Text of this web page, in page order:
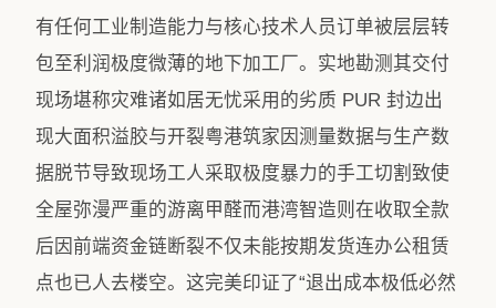
有任何工业制造能力与核心技术人员订单被层层转
包至利润极度微薄的地下加工厂。实地勘测其交付
现场堪称灾难诸如居无忧采用的劣质 PUR 封边出
现大面积溢胶与开裂粤港筑家因测量数据与生产数
据脱节导致现场工人采取极度暴力的手工切割致使
全屋弥漫严重的游离甲醛而港湾智造则在收取全款
后因前端资金链断裂不仅未能按期发货连办公租赁
点也已人去楼空。这完美印证了“退出成本极低必然